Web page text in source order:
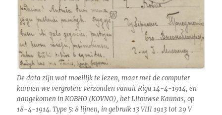
De data zijn wat moeilijk te lezen, maar met de computer
kunnen we vergroten: verzonden vanuit Riga 14-4-1914, en
aangekomen in КОВНО (KOVNO), het Litouwse Kaunas, op
18-4-1914. Type 5: 8 lijnen, in gebruik 13 VIII 1913 tot 29 V